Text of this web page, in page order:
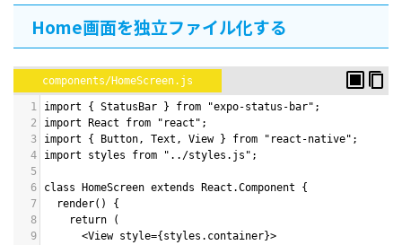
Home画面を独立ファイル化する
components/HomeScreen.js
1
import { StatusBar } from "expo-status-bar";
2
import React from "react";
3
import { Button, Text, View } from "react-native";
4
import styles from "../styles.js";
5
6
class HomeScreen extends React.Component {
7
  render() {
8
    return (
9
      <View style={styles.container}>